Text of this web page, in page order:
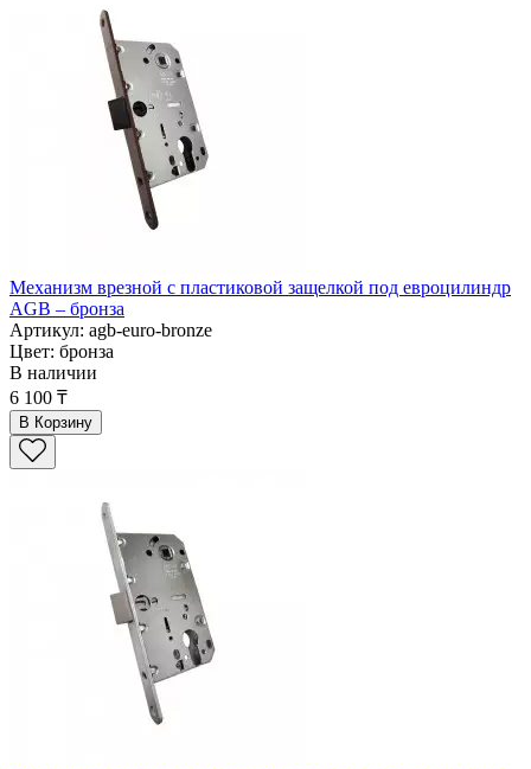
Механизм врезной с пластиковой защелкой под евроцилиндр
AGB – бронза
Артикул: agb-euro-bronze
Цвет: бронза
В наличии
6 100 ₸
В Корзину